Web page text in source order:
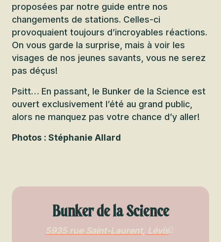
proposées par notre guide entre nos
changements de stations. Celles-ci
provoquaient toujours d’incroyables réactions.
On vous garde la surprise, mais à voir les
visages de nos jeunes savants, vous ne serez
pas déçus!
Psitt… En passant, le Bunker de la Science est
ouvert exclusivement l’été au grand public,
alors ne manquez pas votre chance d’y aller!
Photos : Stéphanie Allard
Bunker de la Science
5935 rue Saint-Laurent, Lévis